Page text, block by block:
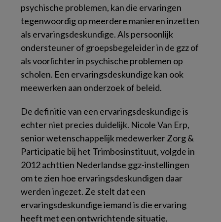
psychische problemen, kan die ervaringen
tegenwoordig op meerdere manieren inzetten
als ervaringsdeskundige. Als persoonlijk
ondersteuner of groepsbegeleider in de gzz of
als voorlichter in psychische problemen op
scholen. Een ervaringsdeskundige kan ook
meewerken aan onderzoek of beleid.
De definitie van een ervaringsdeskundige is
echter niet precies duidelijk. Nicole Van Erp,
senior wetenschappelijk medewerker Zorg &
Participatie bij het Trimbosinstituut, volgde in
2012 achttien Nederlandse ggz-instellingen
om te zien hoe ervaringsdeskundigen daar
werden ingezet. Ze stelt dat een
ervaringsdeskundige iemand is die ervaring
heeft met een ontwrichtende situatie,